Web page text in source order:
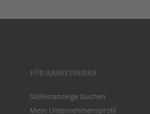
FÜR ARBEITGEBER
Stellenanzeige buchen
Mein Unternehmensprofil